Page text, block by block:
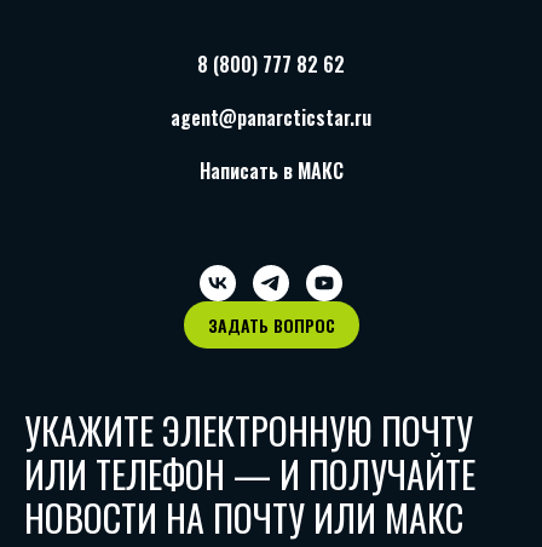
8 (800) 777 82 62
agent@panarcticstar.ru
Написать в МАКС
ЗАДАТЬ ВОПРОС
УКАЖИТЕ ЭЛЕКТРОННУЮ ПОЧТУ
ИЛИ ТЕЛЕФОН — И ПОЛУЧАЙТЕ
НОВОСТИ НА ПОЧТУ ИЛИ МАКС